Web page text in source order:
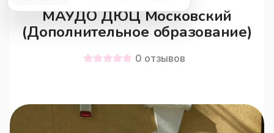
МАУДО ДЮЦ Московский
(Дополнительное образование)
0 отзывов